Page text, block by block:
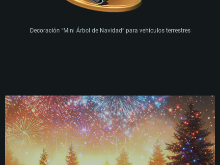
Disco Duro: 62.2 GB (Cliente Completo)
Decoración “Mini Árbol de Navidad” para vehículos terrestres